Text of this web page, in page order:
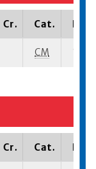
Cr. Cat.
CM 14
Cr. Cat.